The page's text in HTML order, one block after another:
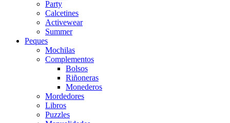
Party
Calcetines
Activewear
Summer
Peques
Mochilas
Complementos
Bolsos
Riñoneras
Monederos
Mordedores
Libros
Puzzles